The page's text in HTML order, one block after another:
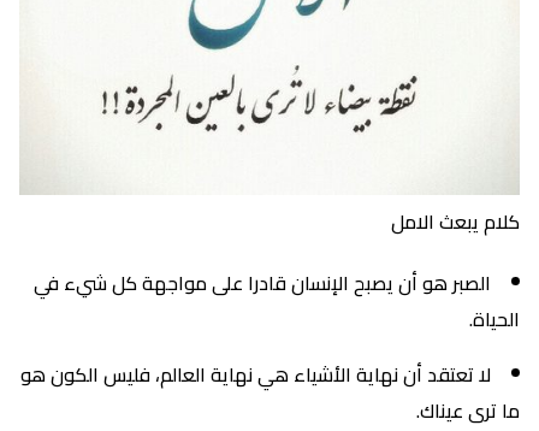
كلام يبعث الامل
الصبر هو أن يصبح الإنسان قادرا على مواجهة كل شيء في
الحياة.
لا تعتقد أن نهاية الأشياء هي نهاية العالم، فليس الكون هو
ما ترى عيناك.